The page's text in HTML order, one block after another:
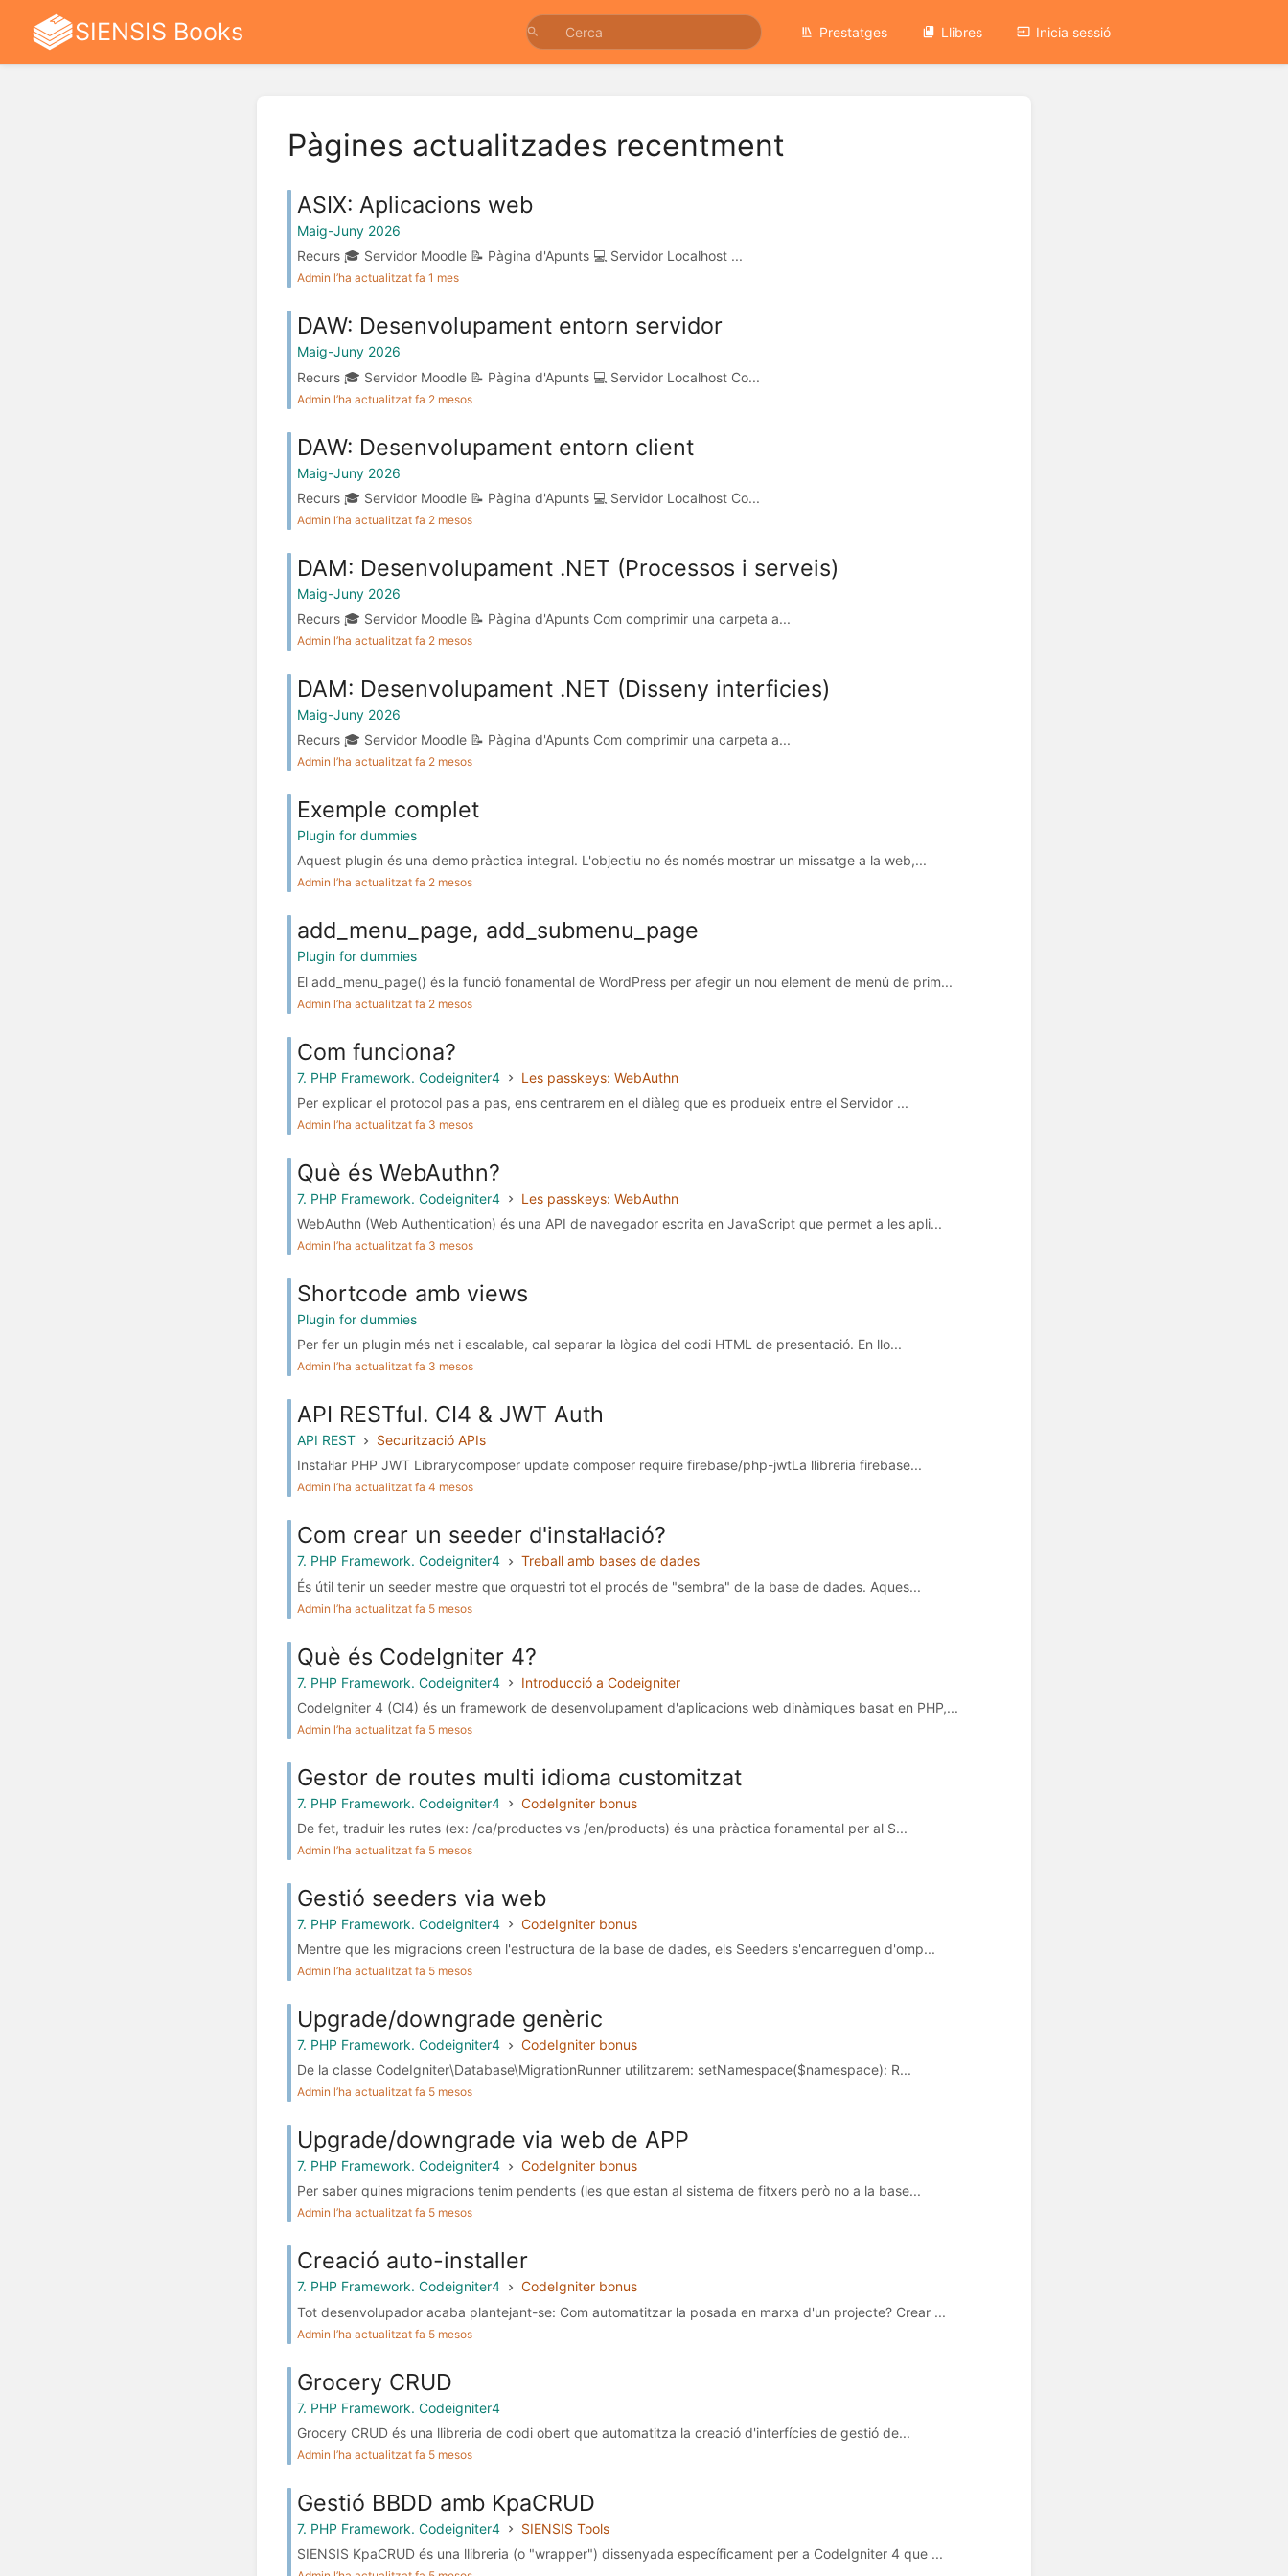
SIENSIS Books Prestatges Llibres Inicia sessió
Pàgines actualitzades recentment
ASIX: Aplicacions web
Maig-Juny 2026
Recurs 🎓 Servidor Moodle 📝 Pàgina d'Apunts 💻 Servidor Localhost ...
Admin l’ha actualitzat fa 1 mes
DAW: Desenvolupament entorn servidor
Maig-Juny 2026
Recurs 🎓 Servidor Moodle 📝 Pàgina d'Apunts 💻 Servidor Localhost Co...
Admin l’ha actualitzat fa 2 mesos
DAW: Desenvolupament entorn client
Maig-Juny 2026
Recurs 🎓 Servidor Moodle 📝 Pàgina d'Apunts 💻 Servidor Localhost Co...
Admin l’ha actualitzat fa 2 mesos
DAM: Desenvolupament .NET (Processos i serveis)
Maig-Juny 2026
Recurs 🎓 Servidor Moodle 📝 Pàgina d'Apunts Com comprimir una carpeta a...
Admin l’ha actualitzat fa 2 mesos
DAM: Desenvolupament .NET (Disseny interficies)
Maig-Juny 2026
Recurs 🎓 Servidor Moodle 📝 Pàgina d'Apunts Com comprimir una carpeta a...
Admin l’ha actualitzat fa 2 mesos
Exemple complet
Plugin for dummies
Aquest plugin és una demo pràctica integral. L'objectiu no és només mostrar un missatge a la web,...
Admin l’ha actualitzat fa 2 mesos
add_menu_page, add_submenu_page
Plugin for dummies
El add_menu_page() és la funció fonamental de WordPress per afegir un nou element de menú de prim...
Admin l’ha actualitzat fa 2 mesos
Com funciona?
7. PHP Framework. Codeigniter4
Les passkeys: WebAuthn
Per explicar el protocol pas a pas, ens centrarem en el diàleg que es produeix entre el Servidor ...
Admin l’ha actualitzat fa 3 mesos
Què és WebAuthn?
7. PHP Framework. Codeigniter4
Les passkeys: WebAuthn
WebAuthn (Web Authentication) és una API de navegador escrita en JavaScript que permet a les apli...
Admin l’ha actualitzat fa 3 mesos
Shortcode amb views
Plugin for dummies
Per fer un plugin més net i escalable, cal separar la lògica del codi HTML de presentació. En llo...
Admin l’ha actualitzat fa 3 mesos
API RESTful. CI4 & JWT Auth
API REST
Securització APIs
Instal·lar PHP JWT Librarycomposer update composer require firebase/php-jwtLa llibreria firebase...
Admin l’ha actualitzat fa 4 mesos
Com crear un seeder d'instal·lació?
7. PHP Framework. Codeigniter4
Treball amb bases de dades
És útil tenir un seeder mestre que orquestri tot el procés de "sembra" de la base de dades. Aques...
Admin l’ha actualitzat fa 5 mesos
Què és CodeIgniter 4?
7. PHP Framework. Codeigniter4
Introducció a Codeigniter
CodeIgniter 4 (CI4) és un framework de desenvolupament d'aplicacions web dinàmiques basat en PHP,...
Admin l’ha actualitzat fa 5 mesos
Gestor de routes multi idioma customitzat
7. PHP Framework. Codeigniter4
CodeIgniter bonus
De fet, traduir les rutes (ex: /ca/productes vs /en/products) és una pràctica fonamental per al S...
Admin l’ha actualitzat fa 5 mesos
Gestió seeders via web
7. PHP Framework. Codeigniter4
CodeIgniter bonus
Mentre que les migracions creen l'estructura de la base de dades, els Seeders s'encarreguen d'omp...
Admin l’ha actualitzat fa 5 mesos
Upgrade/downgrade genèric
7. PHP Framework. Codeigniter4
CodeIgniter bonus
De la classe CodeIgniter\Database\MigrationRunner utilitzarem: setNamespace($namespace): R...
Admin l’ha actualitzat fa 5 mesos
Upgrade/downgrade via web de APP
7. PHP Framework. Codeigniter4
CodeIgniter bonus
Per saber quines migracions tenim pendents (les que estan al sistema de fitxers però no a la base...
Admin l’ha actualitzat fa 5 mesos
Creació auto-installer
7. PHP Framework. Codeigniter4
CodeIgniter bonus
Tot desenvolupador acaba plantejant-se: Com automatitzar la posada en marxa d'un projecte? Crear ...
Admin l’ha actualitzat fa 5 mesos
Grocery CRUD
7. PHP Framework. Codeigniter4
Grocery CRUD és una llibreria de codi obert que automatitza la creació d'interfícies de gestió de...
Admin l’ha actualitzat fa 5 mesos
Gestió BBDD amb KpaCRUD
7. PHP Framework. Codeigniter4
SIENSIS Tools
SIENSIS KpaCRUD és una llibreria (o "wrapper") dissenyada específicament per a CodeIgniter 4 que ...